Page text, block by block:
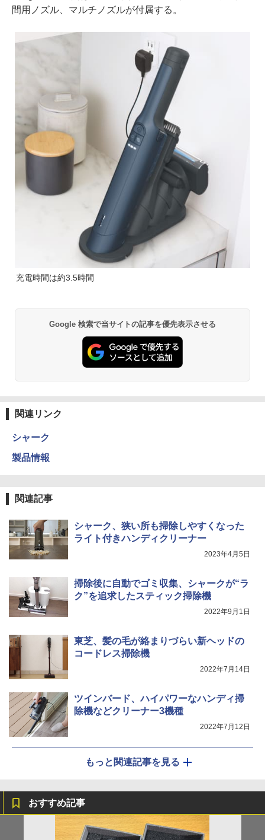
間用ノズル、マルチノズルが付属する。
充電時間は約3.5時間
Google 検索で当サイトの記事を優先表示させる
関連リンク
シャーク
製品情報
関連記事
シャーク、狭い所も掃除しやすくなった
ライト付きハンディクリーナー
2023年4月5日
掃除後に自動でゴミ収集、シャークが“ラ
ク”を追求したスティック掃除機
2022年9月1日
東芝、髪の毛が絡まりづらい新ヘッドの
コードレス掃除機
2022年7月14日
ツインバード、ハイパワーなハンディ掃
除機などクリーナー3機種
2022年7月12日
もっと関連記事を見る
おすすめ記事